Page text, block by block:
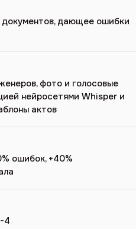
документов, дающее ошибки
фото и голосовые
нейросетями Whisper и
актов
ошибок, +40%
4